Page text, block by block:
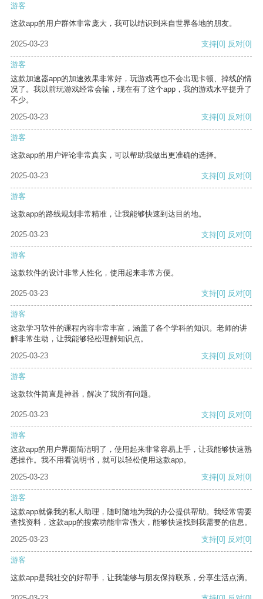
游客
这款app的用户群体非常庞大，我可以结识到来自世界各地的朋友。
2025-03-23 支持[0] 反对[0]
游客
这款加速器app的加速效果非常好，玩游戏再也不会出现卡顿、掉线的情
况了。我以前玩游戏经常会输，现在有了这个app，我的游戏水平提升了
不少。
2025-03-23
支持[0] 反对[0]
游客
这款app的用户评论非常真实，可以帮助我做出更准确的选择。
2025-03-23 支持[0] 反对[0]
游客
这款app的路线规划非常精准，让我能够快速到达目的地。
2025-03-23 支持[0] 反对[0]
游客
这款软件的设计非常人性化，使用起来非常方便。
2025-03-23 支持[0] 反对[0]
游客
这款学习软件的课程内容非常丰富，涵盖了各个学科的知识。老师的讲
解非常生动，让我能够轻松理解知识点。
2025-03-23
支持[0] 反对[0]
游客
这款软件简直是神器，解决了我所有问题。
2025-03-23 支持[0] 反对[0]
游客
这款app的用户界面简洁明了，使用起来非常容易上手，让我能够快速熟
悉操作。我不用看说明书，就可以轻松使用这款app。
2025-03-23
支持[0] 反对[0]
游客
这款app就像我的私人助理，随时随地为我的办公提供帮助。我经常需要
查找资料，这款app的搜索功能非常强大，能够快速找到我需要的信息。
2025-03-23
支持[0] 反对[0]
游客
这款app是我社交的好帮手，让我能够与朋友保持联系，分享生活点滴。